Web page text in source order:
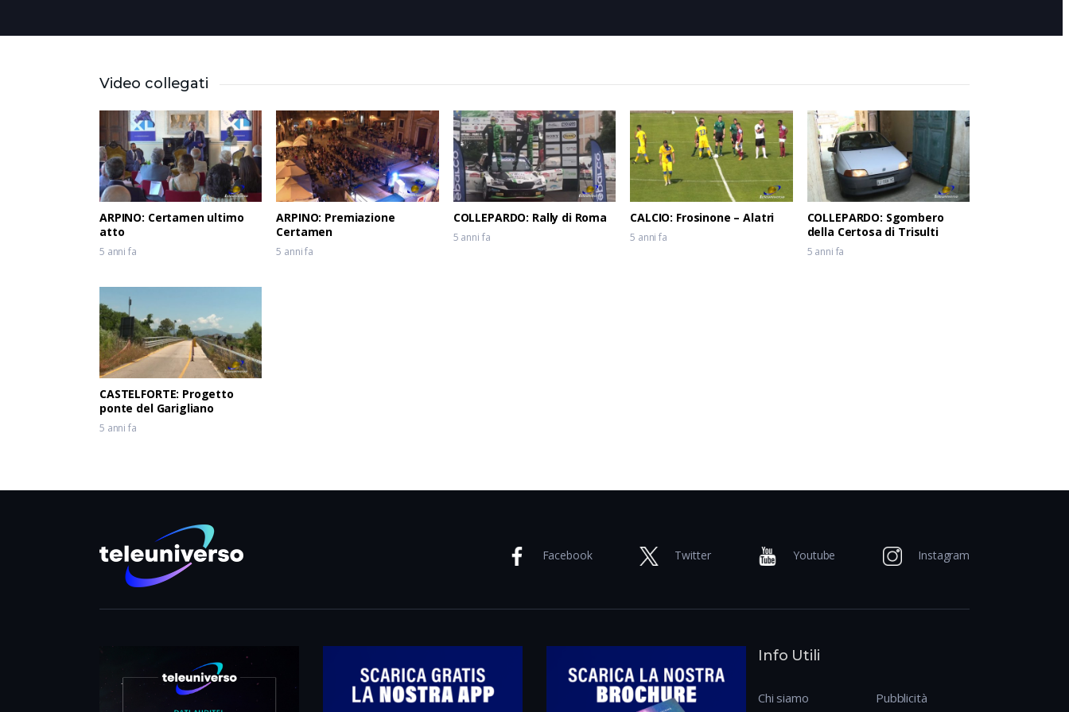
Video collegati
ARPINO: Certamen ultimo
atto
5 anni fa
ARPINO: Premiazione
Certamen
5 anni fa
COLLEPARDO: Rally di Roma
5 anni fa
CALCIO: Frosinone – Alatri
5 anni fa
COLLEPARDO: Sgombero
della Certosa di Trisulti
5 anni fa
CASTELFORTE: Progetto
ponte del Garigliano
5 anni fa
Facebook Twitter Youtube Instagram
Info Utili
Chi siamo Pubblicità